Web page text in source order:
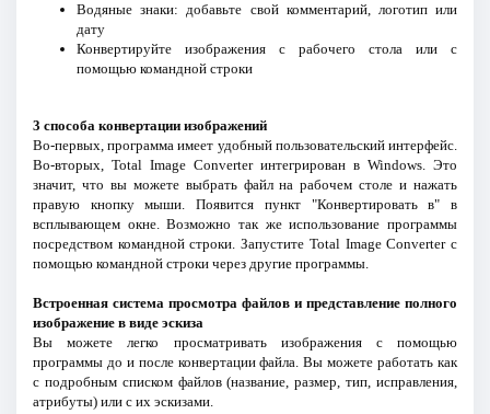
Водяные знаки: добавьте свой комментарий, логотип или
дату
Конвертируйте изображения с рабочего стола или с
помощью командной строки
3 способа конвертации изображений
Во-первых, программа имеет удобный пользовательский интерфейс.
Во-вторых, Total Image Converter интегрирован в Windows. Это
значит, что вы можете выбрать файл на рабочем столе и нажать
правую кнопку мыши. Появится пункт "Конвертировать в" в
всплывающем окне. Возможно так же использование программы
посредством командной строки. Запустите Total Image Converter с
помощью командной строки через другие программы.
Встроенная система просмотра файлов и представление полного
изображение в виде эскиза
Вы можете легко просматривать изображения с помощью
программы до и после конвертации файла. Вы можете работать как
с подробным списком файлов (название, размер, тип, исправления,
атрибуты) или с их эскизами.